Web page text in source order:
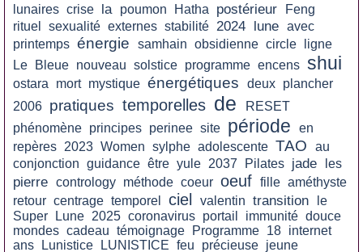
lunaires crise la poumon Hatha postérieur
Feng
rituel
sexualité externes stabilité 2024 lune avec
printemps énergie samhain obsidienne circle
ligne
Le
Bleue nouveau solstice programme encens shui
ostara mort mystique énergétiques deux plancher
2006 pratiques temporelles de
RESET
phénomène principes perinee site période
en
repères 2023 Women sylphe adolescente TAO
au
conjonction guidance être yule 2037 Pilates jade les
pierre contrology méthode coeur oeuf fille améthyste
retour centrage temporel ciel valentin transition
le
Super
Lune 2025 coronavirus portail immunité douce
mondes cadeau témoignage Programme 18 internet
ans
Lunistice LUNISTICE feu précieuse jeune